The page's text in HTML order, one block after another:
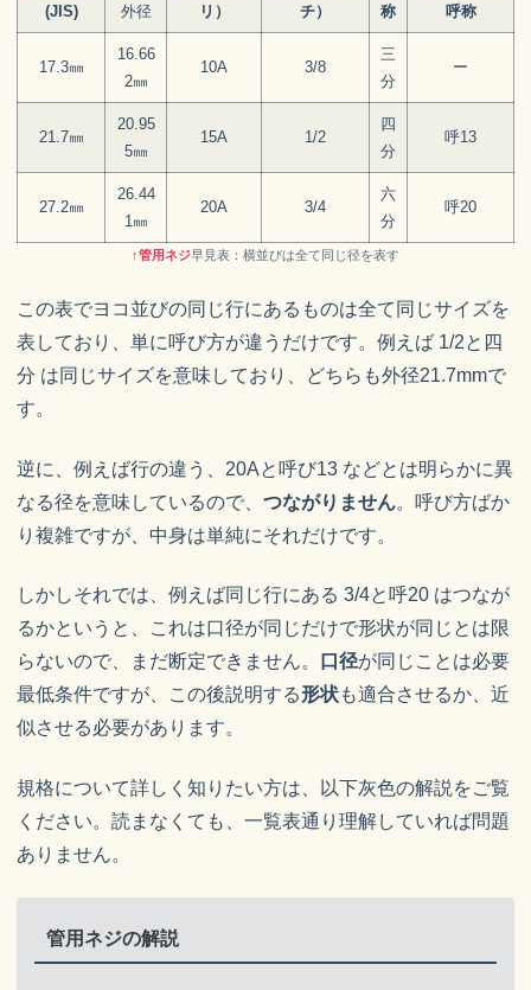
(JIS)
外径
リ）
チ）
称
呼称
17.3㎜
16.66
2㎜
10A 3/8
三
分
ー
21.7㎜
20.95
5㎜
15A 1/2
四
分
呼13
27.2㎜
26.44
1㎜
20A 3/4
六
分
呼20
↑管用ネジ早見表：横並びは全て同じ径を表す
この表でヨコ並びの同じ行にあるものは全て同じサイズを
表しており、単に呼び方が違うだけです。例えば 1/2と四
分 は同じサイズを意味しており、どちらも外径21.7mmで
す。
逆に、例えば行の違う、20Aと呼び13 などとは明らかに異
なる径を意味しているので、 つながりません。呼び方ばか
り複雑ですが、中身は単純にそれだけです。
しかしそれでは、例えば同じ行にある 3/4と呼20 はつなが
るかというと、これは口径が同じだけで形状が同じとは限
らないので、まだ断定できません。
口径が同じことは必要
最低条件ですが、この後説明する形状も適合させるか、近
似させる必要があります。
規格について詳しく知りたい方は、以下灰色の解説をご覧
ください。読まなくても、一覧表通り理解していれば問題
ありません。
管用ネジの解説